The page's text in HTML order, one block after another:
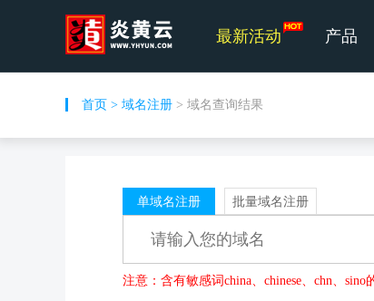
最新活动 产品
首页 > 域名注册 > 域名查询结果
单域名注册 批量域名注册
注意：含有敏感词china、chinese、chn、